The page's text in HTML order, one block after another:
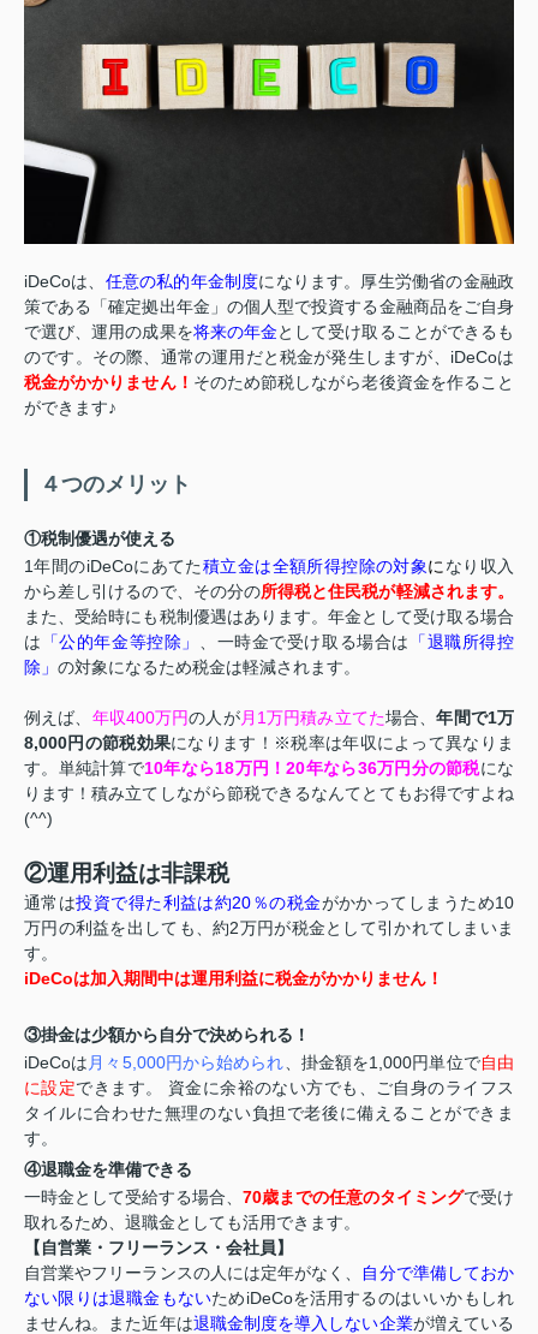
iDeCoは、 任意の私的年金制度になります。厚生労働省の金融政
策である「確定拠出年金」の個人型で投資する金融商品をご自身
で選び、運用の成果を将来の年金として受け取ることができるも
のです。その際、通常の運用だと税金が発生しますが、iDeCoは
税金がかかりません！ そのため節税しながら老後資金を作ること
ができます♪
４つのメリット
①税制優遇が使える
1年間のiDeCoにあてた積立金は全額所得控除の対象に なり収入
から差し引けるので、その分の所得税と住民税が軽減されます。
また、受給時にも税制優遇はあります。年金として受け取る場合
は 「公的年金等控除」 、一時金で受け取る場合は
「退職所得控
除」 の対象になるため税金は軽減されます。
例えば、 年収400万円の人が月1万円積み立てた場合、年間で1万
8,000円の節税効果になります！※税率は年収によって異なりま
す。単純計算で10年なら18万円！20年なら36万円分の節税にな
ります！積み立てしながら節税できるなんてとてもお得ですよね
(^^)
②運用利益は非課税
通常は投資で得た利益は約20％の税金がかかってしまうため10
万円の利益を出しても、約2万円が税金として引かれてしまいま
す。
iDeCoは加入期間中は運用利益に税金がかかりません！
③掛金は少額から自分で決められる！
iDeCoは 月々5,000円から始められ 、掛金額を1,000円単位で自由
に設定できます。 資金に余裕のない方でも、ご自身のライフス
タイルに合わせた無理のない負担で老後に備えることができま
す。
④退職金を準備できる
一時金として受給する場合、 70歳までの任意のタイミングで受け
取れるため、退職金としても活用できます。
【自営業・フリーランス・会社員】
自営業やフリーランスの人には定年がなく、 自分で準備しておか
ない限りは退職金もないためiDeCoを活用するのはいいかもしれ
ませんね。また近年は退職金制度を導入しない企業が増えている